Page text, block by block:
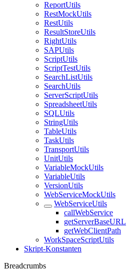
ReportUtils
RestMockUtils
RestUtils
ResultStoreUtils
RightUtils
SAPUtils
ScriptUtils
ScriptTestUtils
SearchListUtils
SearchUtils
ServerScriptUtils
SpreadsheetUtils
SQLUtils
StringUtils
TableUtils
TaskUtils
TransportUtils
UnitUtils
VariableMockUtils
VariableUtils
VersionUtils
WebServiceMockUtils
WebServiceUtils
callWebService
getServerBaseURL
getWebClientPath
WorkSpaceScriptUtils
Skript-Konstanten
Breadcrumbs